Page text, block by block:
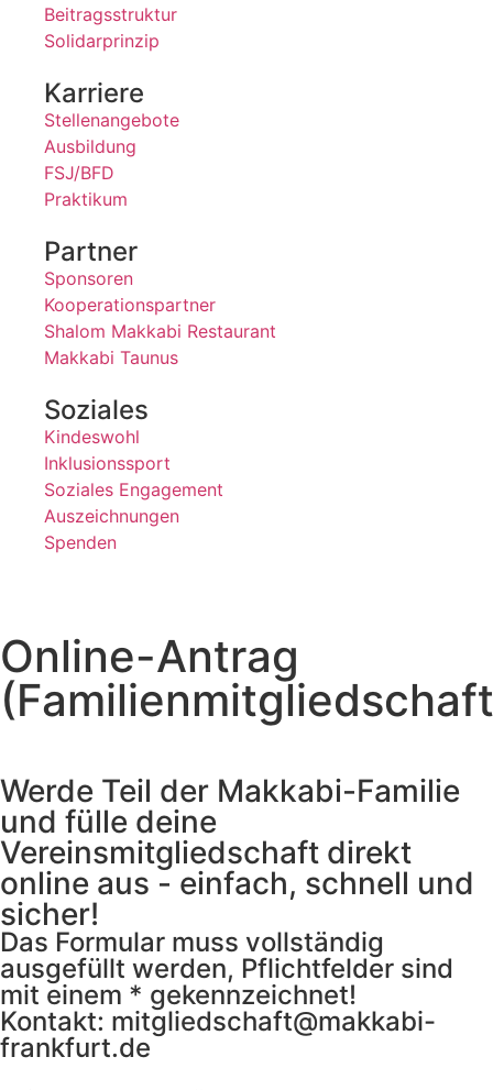
Beitragsstruktur
Solidarprinzip
Karriere
Stellenangebote
Ausbildung
FSJ/BFD
Praktikum
Partner
Sponsoren
Kooperationspartner
Shalom Makkabi Restaurant
Makkabi Taunus
Soziales
Kindeswohl
Inklusionssport
Soziales Engagement
Auszeichnungen
Spenden
Online-Antrag
Werde Teil der Makkabi-Familie
und fülle deine
Vereinsmitgliedschaft direkt
online aus - einfach, schnell und
sicher!
Das Formular muss vollständig
ausgefüllt werden, Pflichtfelder sind
mit einem * gekennzeichnet!
Kontakt: mitgliedschaft@makkabi-
frankfurt.de